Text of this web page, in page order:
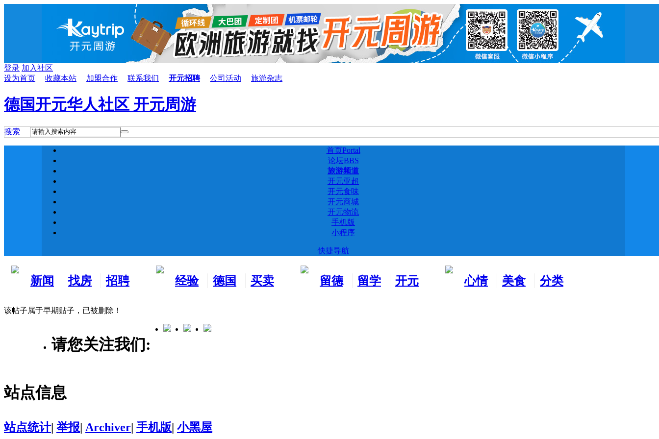
登录 加入社区
设为首页
收藏本站 加盟合作 联系我们 开元招聘 公司活动 旅游杂志
德国开元华人社区 开元周游
搜索
首页Portal
论坛BBS
旅游频道
开元亚超
开元食味
开元商城
开元物流
手机版
小程序
快捷导航
新闻
找房
招聘
经验
德国
买卖
留德
留学
开元
心情
美食
分类
该帖子属于早期贴子，已被删除！
请您关注我们:
站点信息
站点统计| 举报| Archiver| 手机版| 小黑屋